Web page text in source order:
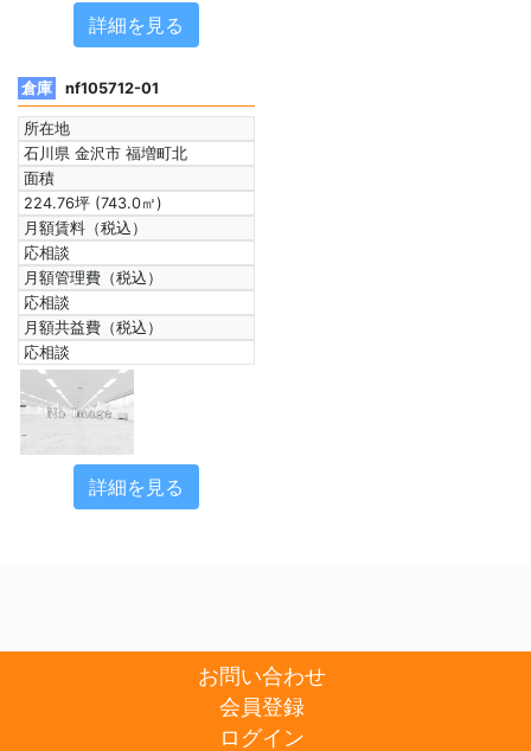
詳細を見る
倉庫 nf105712-01
所在地
石川県 金沢市 福増町北
面積
224.76坪 (743.0㎡)
月額賃料（税込）
応相談
月額管理費（税込）
応相談
月額共益費（税込）
応相談
詳細を見る
お問い合わせ
会員登録
ログイン